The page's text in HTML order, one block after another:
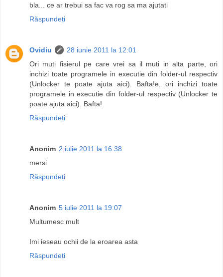
bla... ce ar trebui sa fac va rog sa ma ajutati
Răspundeți
Ovidiu
28 iunie 2011 la 12:01
Ori muti fisierul pe care vrei sa il muti in alta parte, ori
inchizi toate programele in executie din folder-ul respectiv
(Unlocker te poate ajuta aici). Bafta!e, ori inchizi toate
programele in executie din folder-ul respectiv (Unlocker te
poate ajuta aici). Bafta!
Răspundeți
Anonim 2 iulie 2011 la 16:38
mersi
Răspundeți
Anonim 5 iulie 2011 la 19:07
Multumesc mult
Imi ieseau ochii de la eroarea asta
Răspundeți